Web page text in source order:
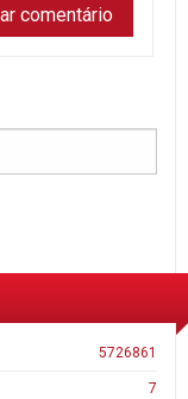
5726861
7